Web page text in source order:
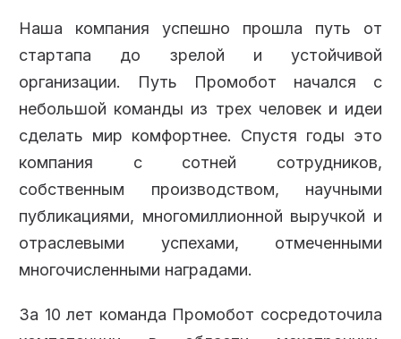
Наша компания успешно прошла путь от
стартапа до зрелой и устойчивой
организации. Путь Промобот начался с
небольшой команды из трех человек и идеи
сделать мир комфортнее. Спустя годы это
компания с сотней сотрудников,
собственным производством, научными
публикациями, многомиллионной выручкой и
отраслевыми успехами, отмеченными
многочисленными наградами.
За 10 лет команда Промобот сосредоточила